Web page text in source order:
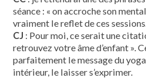
séance : « on accroche son
vraiment le reflet de ces sessions.
CJ : Pour moi, ce serait une
retrouvez votre âme d’enfant ».
parfaitement le message du
intérieur, le laisser s’exprimer.